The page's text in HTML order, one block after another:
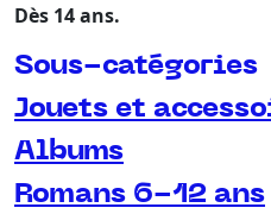
Dès 14 ans.
Sous-catégories
Jouets et
Albums
Romans 6-12 ans